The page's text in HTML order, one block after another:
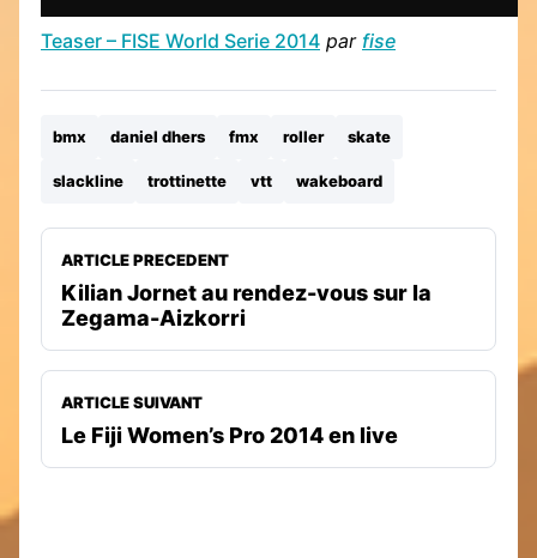
Teaser – FISE World Serie 2014 par fise
bmx daniel dhers fmx roller skate
slackline trottinette vtt wakeboard
ARTICLE PRECEDENT
Kilian Jornet au rendez-vous sur la
Zegama-Aizkorri
ARTICLE SUIVANT
Le Fiji Women’s Pro 2014 en live